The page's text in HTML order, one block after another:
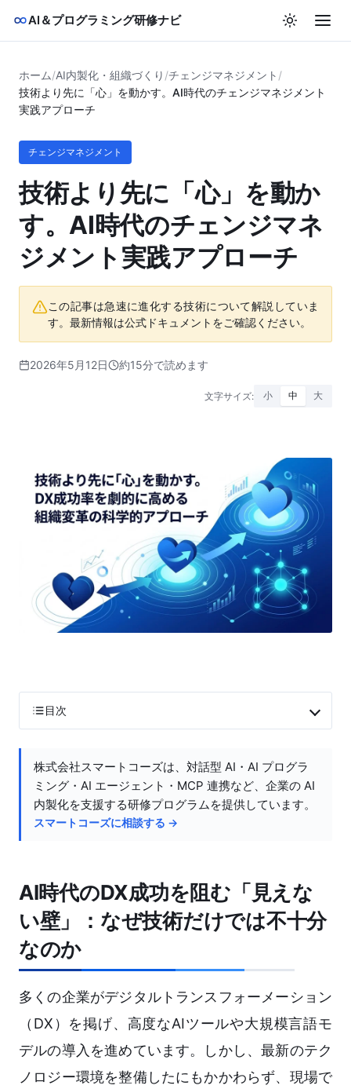
AI＆プログラミング研修ナビ
ホーム/AI内製化・組織づくり /チェンジマネジメント /
技術より先に「心」を動かす。AI時代のチェンジマネジメント
実践アプローチ
チェンジマネジメント
技術より先に「心」を動か
す。AI時代のチェンジマネ
ジメント実践アプローチ
この記事は急速に進化する技術について解説していま
す。最新情報は公式ドキュメントをご確認ください。
2026年5月12日 約15分で読めます
文字サイズ: 小 中 大
目次
株式会社スマートコーズは、対話型 AI・AI プログラ
ミング・AI エージェント・MCP 連携など、企業の AI
内製化を支援する研修プログラムを提供しています。
スマートコーズに相談する →
AI時代のDX成功を阻む「見えな
い壁」：なぜ技術だけでは不十分
なのか
多くの企業がデジタルトランスフォーメーション
（DX）を掲げ、高度なAIツールや大規模言語モ
デルの導入を進めています。しかし、最新のテク
ノロジー環境を整備したにもかかわらず、現場で